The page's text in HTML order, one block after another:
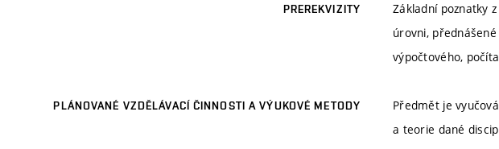
PREREKVIZITY
Základní poznatky
úrovni,
výpočtového,
PLÁNOVANÉ VZDĚLÁVACÍ ČINNOSTI A VÝUKOVÉ METODY
Předmět je
a teorie dané